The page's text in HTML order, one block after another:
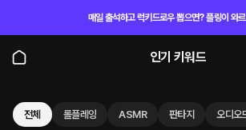
매일 출석하고 럭키드로우 뽑으면? 플링이 와
인기 키워드
전체 롤플레잉 ASMR 판타지 오디오